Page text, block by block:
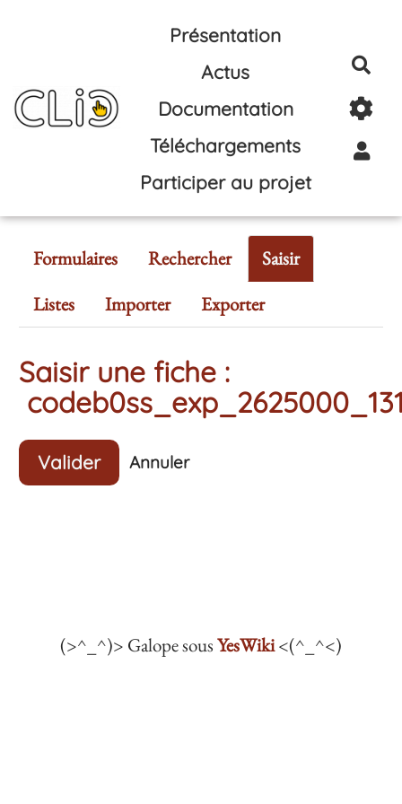
Aller au contenu principal
Présentation
Actus
Documentation
Téléchargements
Participer au projet
Formulaires Rechercher
Saisir
Listes
Importer Exporter
Saisir une fiche :
Valider Annuler
(>^_^)> Galope sousYesWiki<(^_^<)